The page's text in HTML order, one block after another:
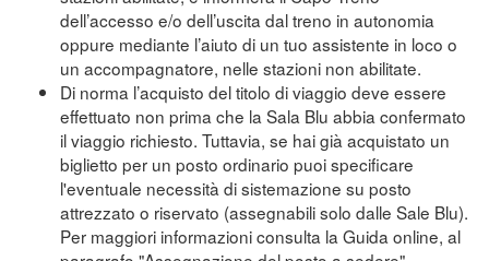
dell’accesso e/o dell’uscita dal treno in autonomia
oppure mediante l’aiuto di un tuo assistente in loco o
un accompagnatore, nelle stazioni non abilitate.
Di norma l’acquisto del titolo di viaggio deve essere
effettuato non prima che la Sala Blu abbia confermato
il viaggio richiesto. Tuttavia, se hai già acquistato un
biglietto per un posto ordinario puoi specificare
l'eventuale necessità di sistemazione su posto
attrezzato o riservato (assegnabili solo dalle Sale Blu).
Per maggiori informazioni consulta la Guida online, al